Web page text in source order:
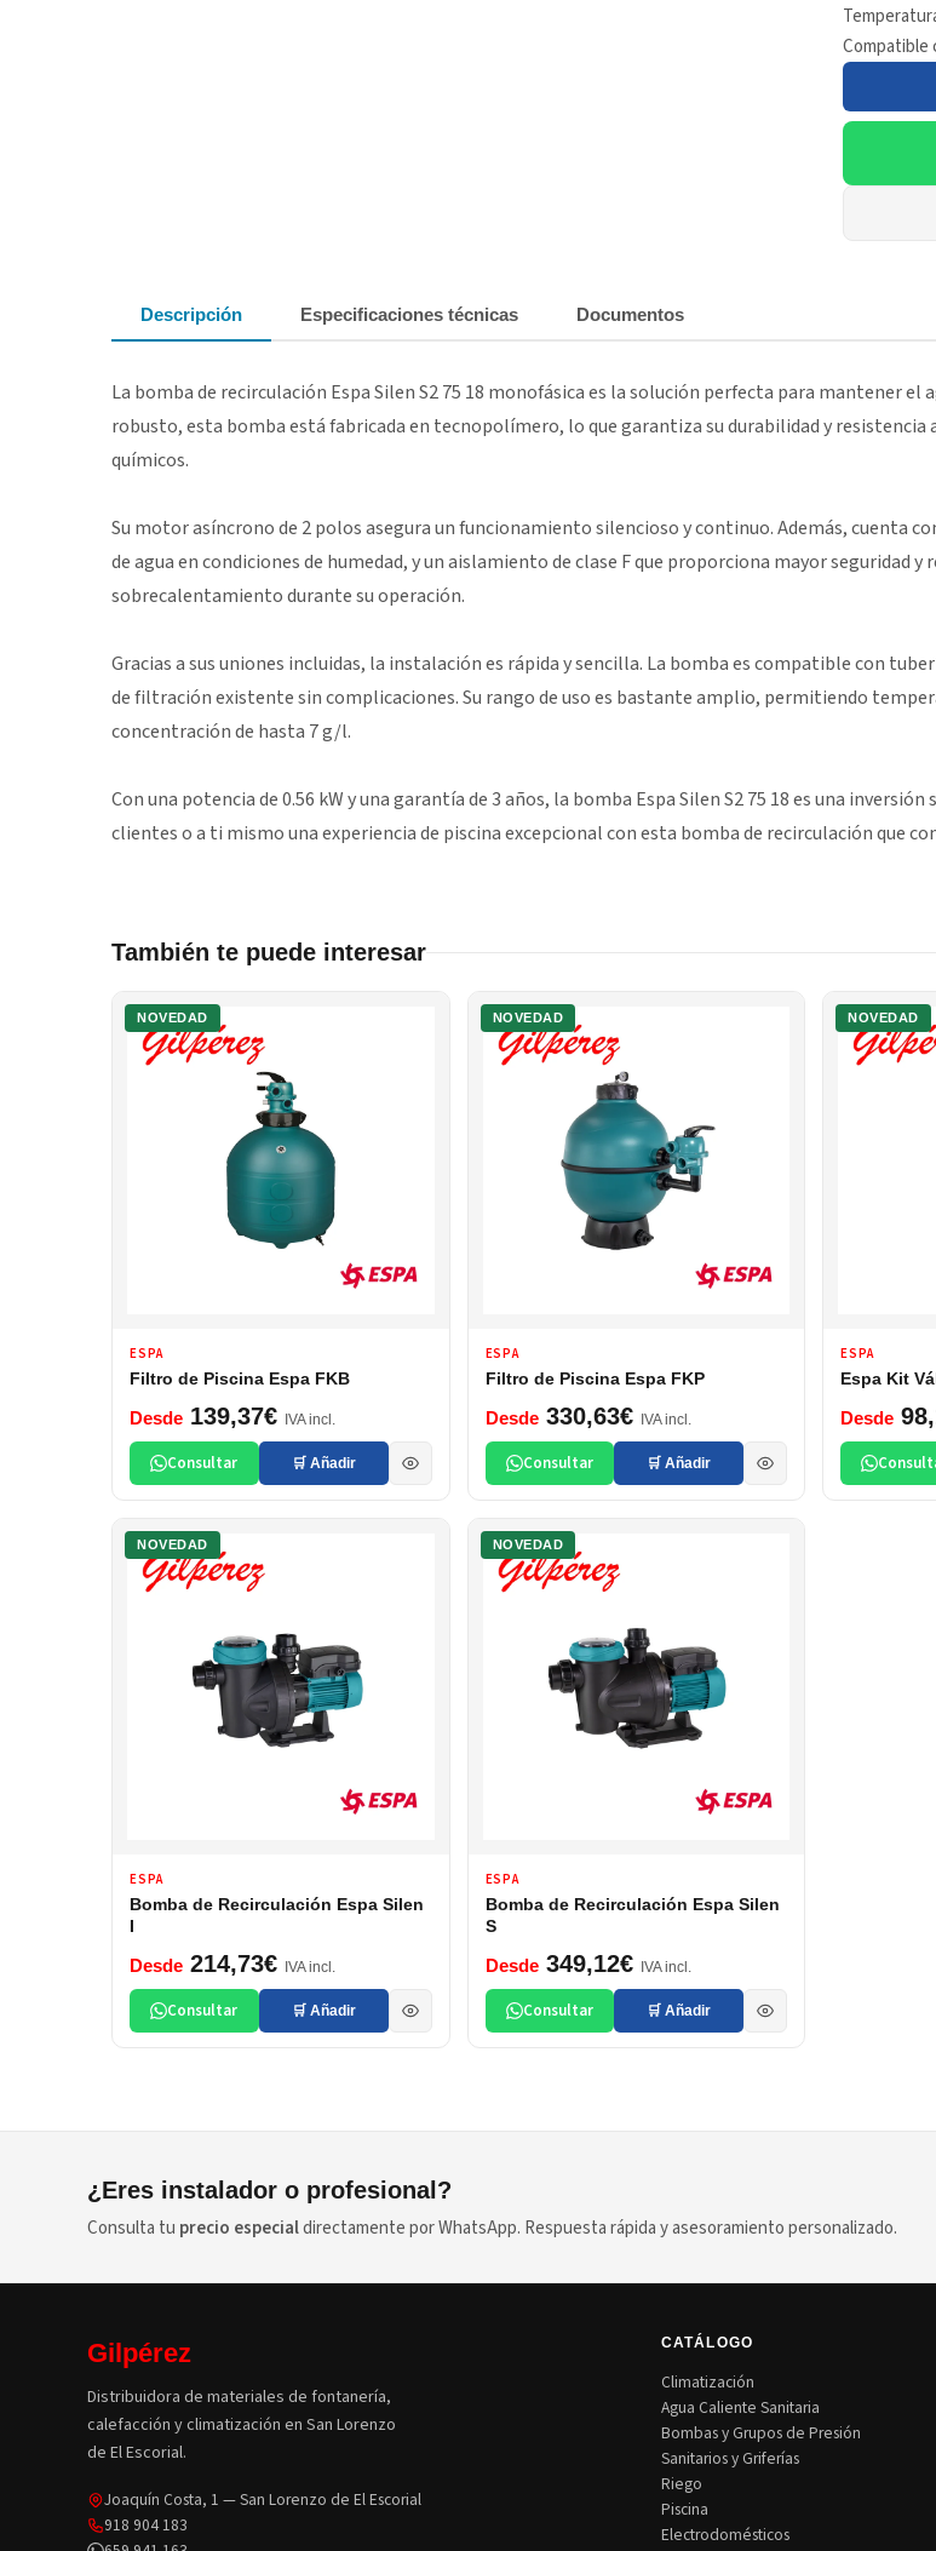
Compatible
Descripción Especificaciones técnicas Documentos
La bomba de recirculación Espa Silen S2 75 18 monofásica es la solución perfecta para mantener
robusto, esta bomba está fabricada en tecnopolímero, lo que garantiza su durabilidad y
químicos.
Su motor asíncrono de 2 polos asegura un funcionamiento silencioso y continuo. Además, cuenta
de agua en condiciones de humedad, y un aislamiento de clase F que proporciona mayor
sobrecalentamiento durante su operación.
Gracias a sus uniones incluidas, la instalación es rápida y sencilla. La bomba es compatible con
de filtración existente sin complicaciones. Su rango de uso es bastante amplio, permitiendo
concentración de hasta 7 g/l.
Con una potencia de 0.56 kW y una garantía de 3 años, la bomba Espa Silen S2 75 18 es una
clientes o a ti mismo una experiencia de piscina excepcional con esta bomba de recirculación que
También te puede interesar
NOVEDAD
ESPA
Filtro de Piscina Espa FKB
Desde 139,37€ IVA incl.
Consultar 🛒 Añadir
NOVEDAD
ESPA
Filtro de Piscina Espa FKP
Desde330,63€ IVA incl.
Consultar 🛒 Añadir
NOVEDAD
ESPA
Espa Kit
Desde
NOVEDAD
ESPA
Bomba de Recirculación Espa Silen
Desde 214,73€ IVA incl.
Consultar 🛒 Añadir
NOVEDAD
ESPA
Bomba de Recirculación Espa Silen
S
Desde349,12€ IVA incl.
Consultar 🛒 Añadir
¿Eres instalador o profesional?
Consulta tu precio especialdirectamente por WhatsApp. Respuesta rápida y asesoramiento personalizado.
Gilpérez
Distribuidora de materiales de fontanería,
calefacción y climatización en San Lorenzo
de El Escorial.
Joaquín Costa, 1 — San Lorenzo de El Escorial
918 904 183
CATÁLOGO
Climatización
Agua Caliente Sanitaria
Bombas y Grupos de Presión
Sanitarios y Griferías
Riego
Piscina
Electrodomésticos